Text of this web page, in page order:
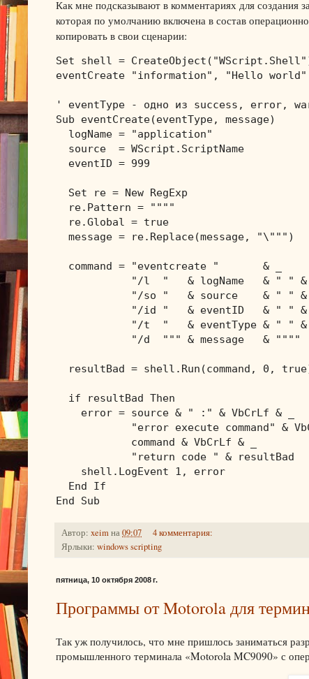
Как мне подсказывают в комментариях для создания
которая по умолчанию включена в состав
копировать в свои сценарии:
Set shell =
eventCreate "information", "Hello world"
' eventType - одно из success, error,
Sub eventCreate(eventType, message)
  logName = "application"
  source  = WScript.ScriptName
  eventID = 999
  Set re = New RegExp
  re.Pattern = """"
  re.Global = true
  message = re.Replace(message, "\""")
  command = "eventcreate "       & _
"/l  "   & logName   & " " &
"/so "   & source    & " " &
"/id "   & eventID   & " " &
"/t  "   & eventType & " " &
            "/d  """ & message   & """"
resultBad = shell.Run(command, 0,
  if resultBad Then
    error = source & " :" & VbCrLf & _
"error execute command" &
            command & VbCrLf & _
            "return code " & resultBad
    shell.LogEvent 1, error
  End If
End Sub
Автор: xeimна09:07
4 комментария:
Ярлыки: windows scripting
пятница, 10 октября 2008 г.
Программы от Motorola для
Так уж получилось, что мне пришлось заниматься
промышленного терминала «Motorola MC9090» с